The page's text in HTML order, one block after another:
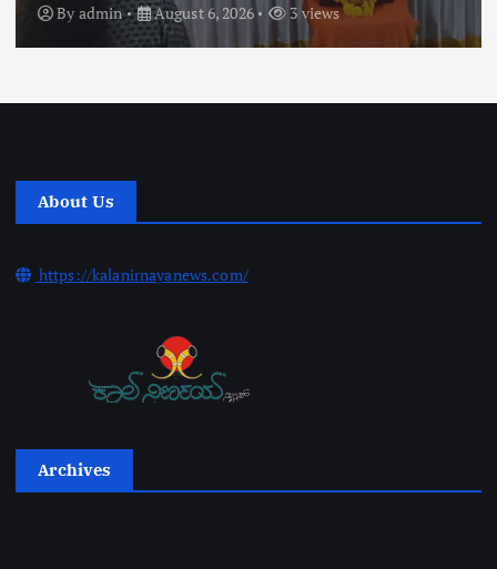
By admin August 6, 2026 6 views
About Us
https://kalanirnayanews.com/
Archives